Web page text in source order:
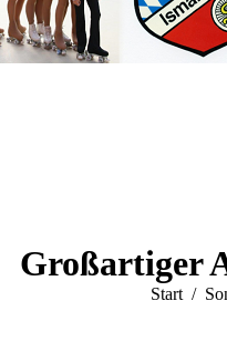
Großartiger
Sie
Start